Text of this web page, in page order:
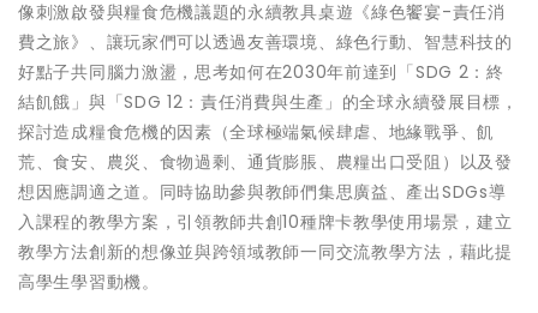
像刺激啟發與糧食危機議題的永續教具桌遊《綠色饗宴-責任消
費之旅》、讓玩家們可以透過友善環境、綠色行動、智慧科技的
好點子共同腦力激盪，思考如何在2030年前達到「SDG 2：終
結飢餓」與「SDG 12：責任消費與生產」的全球永續發展目標，
探討造成糧食危機的因素（全球極端氣候肆虐、地緣戰爭、飢
荒、食安、農災、食物過剩、通貨膨脹、農糧出口受阻）以及發
想因應調適之道。同時協助參與教師們集思廣益、產出SDGs導
入課程的教學方案，引領教師共創10種牌卡教學使用場景，建立
教學方法創新的想像並與跨領域教師一同交流教學方法，藉此提
高學生學習動機。